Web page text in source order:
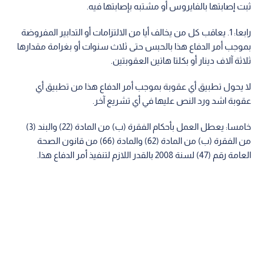
ثبت إصابتها بالفايروس أو مشتبه بإصابتها فيه.
رابعا: 1. يعاقب كل من يخالف أيا من الالتزامات أو التدابير المفروضة
بموجب أمر الدفاع هذا بالحبس حتى ثلاث سنوات أو بغرامة مقدارها
ثلاثة آلاف دينار أو بكلتا هاتين العقوبتين.
لا يحول تطبيق أي عقوبة بموجب أمر الدفاع هذا من تطبيق أي
عقوبة اشد ورد النص عليها في أي تشريع آخر.
خامسا: يعطل العمل بأحكام الفقرة (ب) من المادة (22) والبند (3)
من الفقرة (ب) من المادة (62) والمادة (66) من قانون الصحة
العامة رقم (47) لسنة 2008 بالقدر اللازم لتنفيذ أمر الدفاع هذا.